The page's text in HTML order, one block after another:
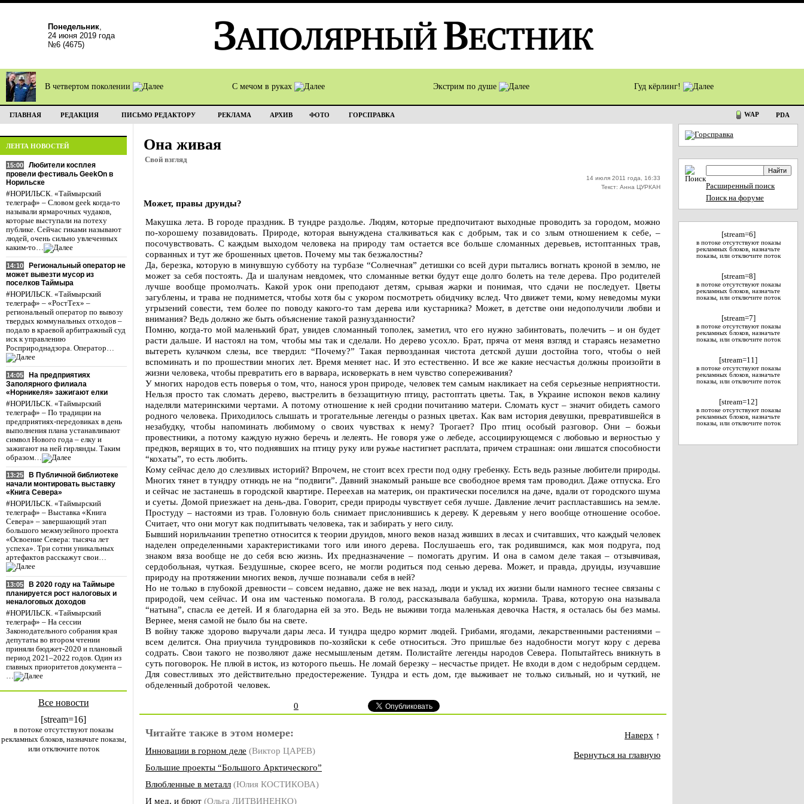
Понедельник,
24 июня 2019 года
№6 (4675)
В четвертом поколении С мечом в руках Экстрим по душе Гуд кёрлинг!
ГЛАВНАЯ РЕДАКЦИЯ ПИСЬМО РЕДАКТОРУ РЕКЛАМА АРХИВ ФОТО ГОРСПРАВКА WAP PDA
ЛЕНТА НОВОСТЕЙ
15:00
Любители косплея
провели фестиваль GeekOn в
Норильске
#НОРИЛЬСК. «Таймырский
телеграф» – Словом geek когда-то
называли ярмарочных чудаков,
которые выступали на потеху
публике. Сейчас гиками называют
людей, очень сильно увлеченных
каким-то…
14:10
Региональный оператор не
может вывезти мусор из
поселков Таймыра
#НОРИЛЬСК. «Таймырский
телеграф» – «РостТех» –
региональный оператор по вывозу
твердых коммунальных отходов –
подало в краевой арбитражный суд
иск к управлению
Росприроднадзора. Оператор…
14:05
На предприятиях
Заполярного филиала
«Норникеля» зажигают елки
#НОРИЛЬСК. «Таймырский
телеграф» – По традиции на
предприятиях-передовиках в день
выполнения плана устанавливают
символ Нового года – елку и
зажигают на ней гирлянды. Таким
образом…
13:25
В Публичной библиотеке
начали монтировать выставку
«Книга Севера»
#НОРИЛЬСК. «Таймырский
телеграф» – Выставка «Книга
Севера» – завершающий этап
большого межмузейного проекта
«Освоение Севера: тысяча лет
успеха». Три сотни уникальных
артефактов расскажут свои…
13:05
В 2020 году на Таймыре
планируется рост налоговых и
неналоговых доходов
#НОРИЛЬСК. «Таймырский
телеграф» – На сессии
Законодательного собрания края
депутаты во втором чтении
приняли бюджет-2020 и плановый
период 2021–2022 годов. Один из
главных приоритетов документа –
…
Все новости
[stream=16]
в потоке отсутствуют показы
рекламных блоков, назначьте показы,
или отключите поток
Она живая
Свой взгляд
14 июля 2011 года, 16:33
Текст: Анна ЦУРКАН
Может, правы друиды?
Макушка лета. В городе праздник. В тундре раздолье. Людям, которые предпочитают выходные проводить за городом, можно
по-хорошему позавидовать. Природе, которая вынуждена сталкиваться как с добрым, так и со злым отношением к себе, –
посочувствовать. С каждым выходом человека на природу там остается все больше сломанных деревьев, истоптанных трав,
сорванных и тут же брошенных цветов. Почему мы так безжалостны?
Да, березка, которую в минувшую субботу на турбазе “Солнечная” детишки со всей дури пытались вогнать кроной в землю, не
может за себя постоять. Да и шалунам невдомек, что сломанные ветки будут еще долго болеть на теле дерева. Про родителей
лучше вообще промолчать. Какой урок они преподают детям, срывая жарки и понимая, что сдачи не последует. Цветы
загублены, и трава не поднимется, чтобы хотя бы с укором посмотреть обидчику вслед. Что движет теми, кому неведомы муки
угрызений совести, тем более по поводу какого-то там дерева или кустарника? Может, в детстве они недополучили любви и
внимания? Ведь должно же быть объяснение такой разнузданности?
Помню, когда-то мой маленький брат, увидев сломанный тополек, заметил, что его нужно забинтовать, полечить – и он будет
расти дальше. И настоял на том, чтобы мы так и сделали. Но дерево усохло. Брат, пряча от меня взгляд и стараясь незаметно
вытереть кулачком слезы, все твердил: “Почему?” Такая первозданная чистота детской души достойна того, чтобы о ней
вспоминать и по прошествии многих лет. Время меняет нас. И это естественно. И все же какие несчастья должны произойти в
жизни человека, чтобы превратить его в варвара, исковеркать в нем чувство сопереживания?
У многих народов есть поверья о том, что, нанося урон природе, человек тем самым накликает на себя серьезные неприятности.
Нельзя просто так сломать дерево, выстрелить в беззащитную птицу, растоптать цветы. Так, в Украине испокон веков калину
наделяли материнскими чертами. А потому отношение к ней сродни почитанию матери. Сломать куст – значит обидеть самого
родного человека. Приходилось слышать и трогательные легенды о разных цветах. Как вам история девушки, превратившейся в
незабудку, чтобы напоминать любимому о своих чувствах к нему? Трогает? Про птиц особый разговор. Они – божьи
провестники, а потому каждую нужно беречь и лелеять. Не говоря уже о лебеде, ассоциирующемся с любовью и верностью у
предков, верящих в то, что поднявших на птицу руку или ружье настигнет расплата, причем страшная: они лишатся способности
“кохаты”, то есть любить.
Кому сейчас дело до слезливых историй? Впрочем, не стоит всех грести под одну гребенку. Есть ведь разные любители природы.
Многих тянет в тундру отнюдь не на “подвиги”. Давний знакомый раньше все свободное время там проводил. Даже отпуска. Его
и сейчас не застанешь в городской квартире. Переехав на материк, он практически поселился на даче, вдали от городского шума
и суеты. Домой приезжает на день-два. Говорит, среди природы чувствует себя лучше. Давление лечит распластавшись на земле.
Простуду – настоями из трав. Головную боль снимает прислонившись к дереву. К деревьям у него вообще отношение особое.
Считает, что они могут как подпитывать человека, так и забирать у него силу.
Бывший норильчанин трепетно относится к теории друидов, много веков назад живших в лесах и считавших, что каждый человек
наделен определенными характеристиками того или иного дерева. Послушаешь его, так родившимся, как моя подруга, под
знаком вяза вообще не до себя всю жизнь. Их предназначение – помогать другим. И она в самом деле такая – отзывчивая,
сердобольная, чуткая. Бездушные, скорее всего, не могли родиться под сенью дерева. Может, и правда, друиды, изучавшие
природу на протяжении многих веков, лучше познавали себя в ней?
Но не только в глубокой древности – совсем недавно, даже не век назад, люди и уклад их жизни были намного теснее связаны с
природой, чем сейчас. И она им частенько помогала. В голод, рассказывала бабушка, кормила. Трава, которую она называла
“натына”, спасла ее детей. И я благодарна ей за это. Ведь не выживи тогда маленькая девочка Настя, я осталась бы без мамы.
Вернее, меня самой не было бы на свете.
В войну также здорово выручали дары леса. И тундра щедро кормит людей. Грибами, ягодами, лекарственными растениями –
всем делится. Она приучила тундровиков по-хозяйски к себе относиться. Это пришлые без надобности могут кору с дерева
содрать. Свои такого не позволяют даже несмышленым детям. Полистайте легенды народов Севера. Попытайтесь вникнуть в
суть поговорок. Не плюй в исток, из которого пьешь. Не ломай березку – несчастье придет. Не входи в дом с недобрым сердцем.
Для совестливых это действительно предостережение. Тундра и есть дом, где выживает не только сильный, но и чуткий, не
обделенный добротой человек.
0
Читайте также в этом номере:
Инновации в горном деле (Виктор ЦАРЕВ)
Большие проекты “Большого Арктического”
Влюбленные в металл (Юлия КОСТИКОВА)
И мед, и брют (Ольга ЛИТВИНЕНКО)
Наверх ↑
Вернуться на главную
Расширенный поиск
Поиск на форуме
[stream=6]
в потоке отсутствуют показы
рекламных блоков, назначьте
показы, или отключите поток
[stream=8]
в потоке отсутствуют показы
рекламных блоков, назначьте
показы, или отключите поток
[stream=7]
в потоке отсутствуют показы
рекламных блоков, назначьте
показы, или отключите поток
[stream=11]
в потоке отсутствуют показы
рекламных блоков, назначьте
показы, или отключите поток
[stream=12]
в потоке отсутствуют показы
рекламных блоков, назначьте
показы, или отключите поток